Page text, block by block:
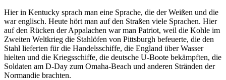
Hier in Kentucky sprach man eine Sprache, die der Weißen und die
war englisch. Heute hört man auf den Straßen viele Sprachen. Hier
auf den Rücken der Appalachen war man Patriot, weil die Kohle im
Zweiten Weltkrieg die Stahlöfen von Pittsburgh befeuerte, die den
Stahl lieferten für die Handelsschiffe, die England über Wasser
hielten und die Kriegsschiffe, die deutsche U-Boote bekämpften, die
Soldaten am D-Day zum Omaha-Beach und anderen Stränden der
Normandie brachten.